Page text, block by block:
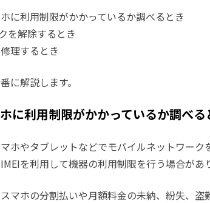
に利用制限がかかっているか調べるとき
を解除するとき
理するとき
に解説します。
に利用制限がかかっているか調べる
ホやタブレットなどでモバイルネットワー
を利用して機器の利用制限を行う場合があ
マホの分割払いや月額料金の未納、紛失、